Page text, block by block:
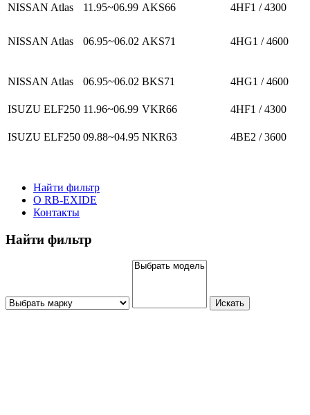
NISSAN Atlas 11.95~06.99 AKS66 4HF1 / 4300
NISSAN Atlas 06.95~06.02 AKS71 4HG1 / 4600
NISSAN Atlas 06.95~06.02 BKS71 4HG1 / 4600
ISUZU ELF250 11.96~06.99 VKR66 4HF1 / 4300
ISUZU ELF250 09.88~04.95 NKR63 4BE2 / 3600
Найти фильтр
О RB-EXIDE
Контакты
Найти фильтр
Искать